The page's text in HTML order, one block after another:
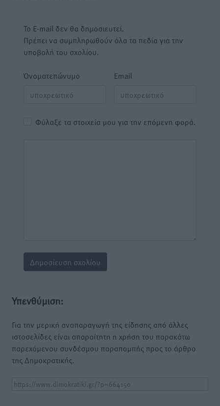
Το E-mail δεν θα δημοσιευτεί.
Πρέπει να συμπληρωθούν όλα τα πεδία για την
υποβολή του σχολίου.
Όνοματεπώνυμο Email
Φύλαξε τα στοιχεία μου για την επόμενη φορά.
Υπενθύμιση:
Για την μερική αναπαραγωγή της είδησης από άλλες
ιστοσελίδες είναι απαραίτητη η χρήση του παρακάτω
παρεχόμενου συνδέσμου παραπομπής προς το άρθρο
της Δημοκρατικής.